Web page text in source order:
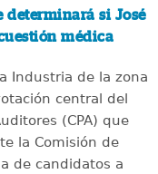
determinará si José
médica
Industria de la zona
central del
(CPA) que
la Comisión de
de candidatos a